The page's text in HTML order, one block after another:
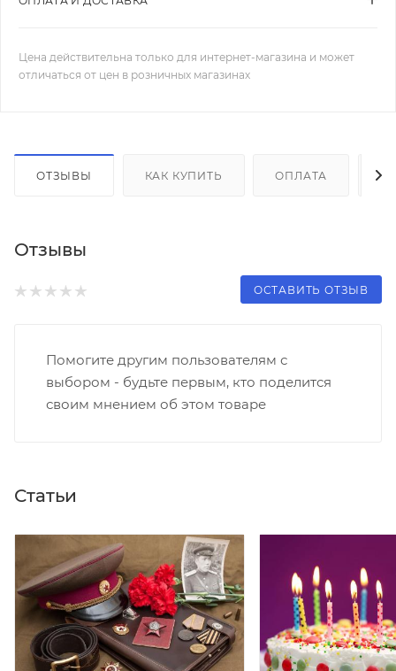
Цена действительна только для интернет-магазина и может
отличаться от цен в розничных магазинах
ОТЗЫВЫ КАК КУПИТЬ ОПЛАТА
Отзывы
ОСТАВИТЬ ОТЗЫВ
Помогите другим пользователям с
выбором - будьте первым, кто поделится
своим мнением об этом товаре
Статьи